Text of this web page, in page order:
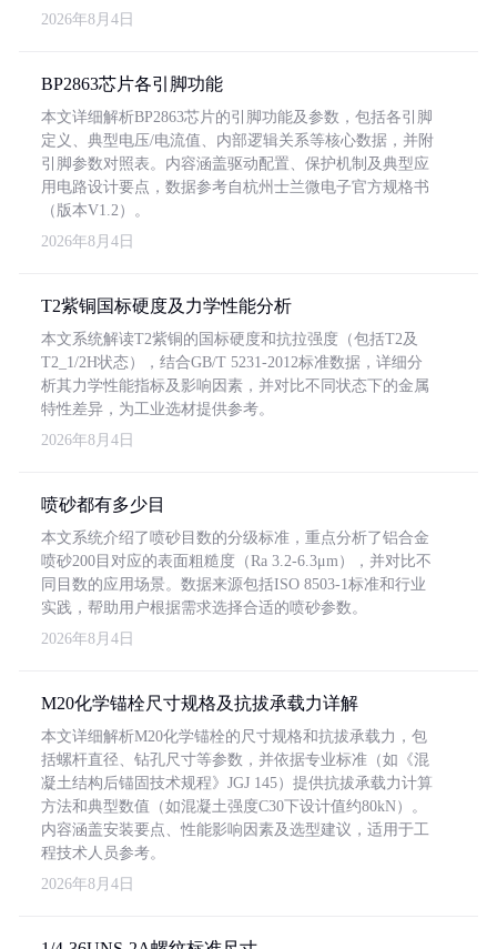
2026年8月4日
BP2863芯片各引脚功能
本文详细解析BP2863芯片的引脚功能及参数，包括各引脚
定义、典型电压/电流值、内部逻辑关系等核心数据，并附
引脚参数对照表。内容涵盖驱动配置、保护机制及典型应
用电路设计要点，数据参考自杭州士兰微电子官方规格书
（版本V1.2）。
2026年8月4日
T2紫铜国标硬度及力学性能分析
本文系统解读T2紫铜的国标硬度和抗拉强度（包括T2及
T2_1/2H状态），结合GB/T 5231-2012标准数据，详细分
析其力学性能指标及影响因素，并对比不同状态下的金属
特性差异，为工业选材提供参考。
2026年8月4日
喷砂都有多少目
本文系统介绍了喷砂目数的分级标准，重点分析了铝合金
喷砂200目对应的表面粗糙度（Ra 3.2-6.3μm），并对比不
同目数的应用场景。数据来源包括ISO 8503-1标准和行业
实践，帮助用户根据需求选择合适的喷砂参数。
2026年8月4日
M20化学锚栓尺寸规格及抗拔承载力详解
本文详细解析M20化学锚栓的尺寸规格和抗拔承载力，包
括螺杆直径、钻孔尺寸等参数，并依据专业标准（如《混
凝土结构后锚固技术规程》JGJ 145）提供抗拔承载力计算
方法和典型数值（如混凝土强度C30下设计值约80kN）。
内容涵盖安装要点、性能影响因素及选型建议，适用于工
程技术人员参考。
2026年8月4日